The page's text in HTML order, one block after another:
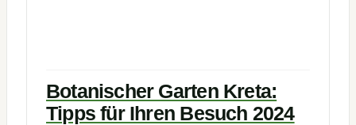
Botanischer Garten Kreta:
Tipps für Ihren Besuch 2024